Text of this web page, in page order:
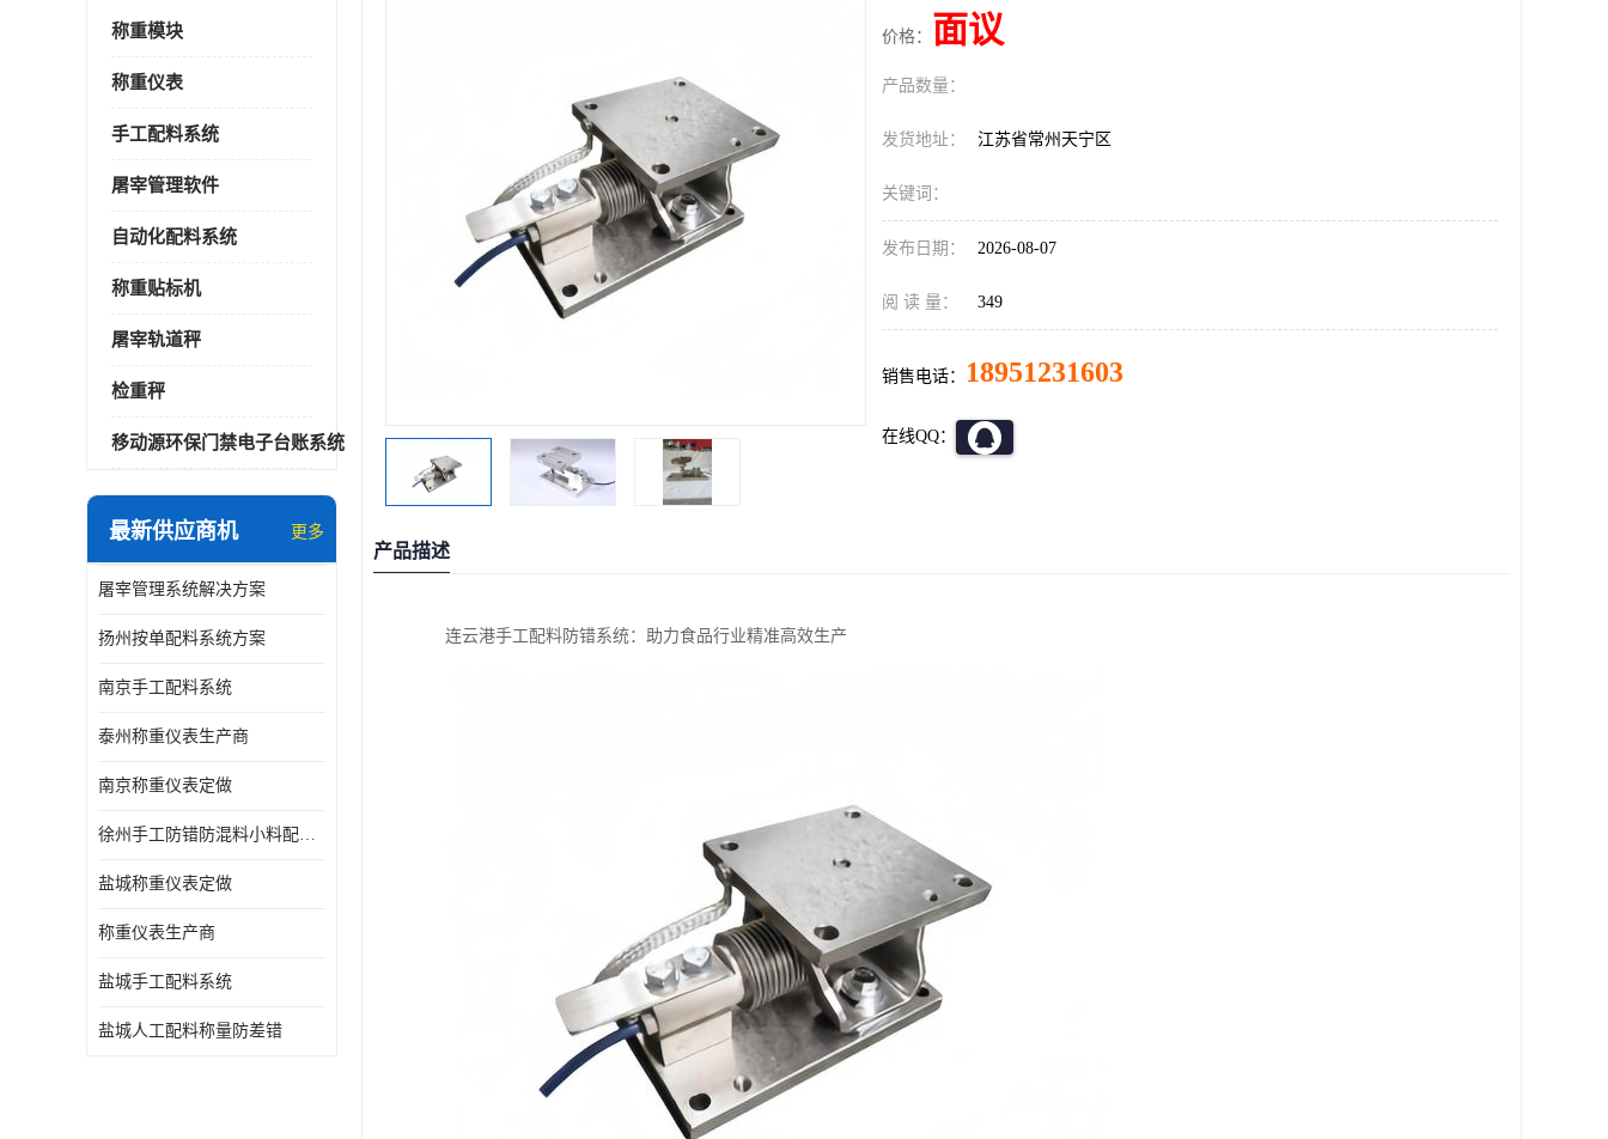
称重模块
称重仪表
手工配料系统
屠宰管理软件
自动化配料系统
称重贴标机
屠宰轨道秤
检重秤
移动源环保门禁电子台账系统
最新供应商机 更多
屠宰管理系统解决方案
扬州按单配料系统方案
南京手工配料系统
泰州称重仪表生产商
南京称重仪表定做
徐州手工防错防混料小料配方秤
盐城称重仪表定做
称重仪表生产商
盐城手工配料系统
盐城人工配料称量防差错
价格： 面议
产品数量：
发货地址： 江苏省常州天宁区
关键词：
发布日期： 2026-08-07
阅 读 量： 349
销售电话： 18951231603
在线QQ：
产品描述
连云港手工配料防错系统：助力食品行业精准高效生产